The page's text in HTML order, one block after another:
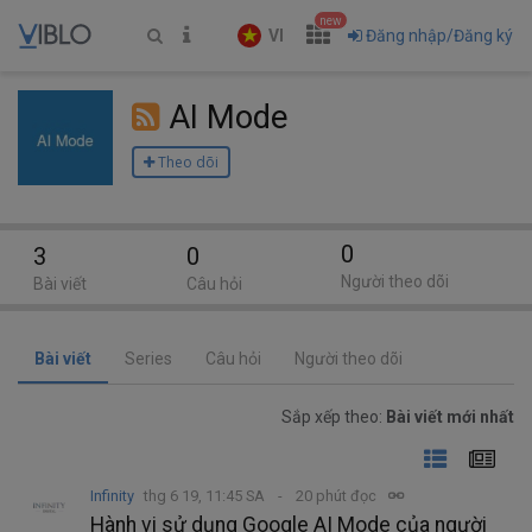
VI
new
Đăng nhập/Đăng ký
AI Mode
Theo dõi
Bài viết Series Câu hỏi Người theo dõi
Sắp xếp theo: Bài viết mới nhất
Infinity thg 6 19, 11:45 SA 20 phút đọc
Hành vi sử dụng Google AI Mode của người
3
Bài viết
0
Câu hỏi
0
Người theo dõi